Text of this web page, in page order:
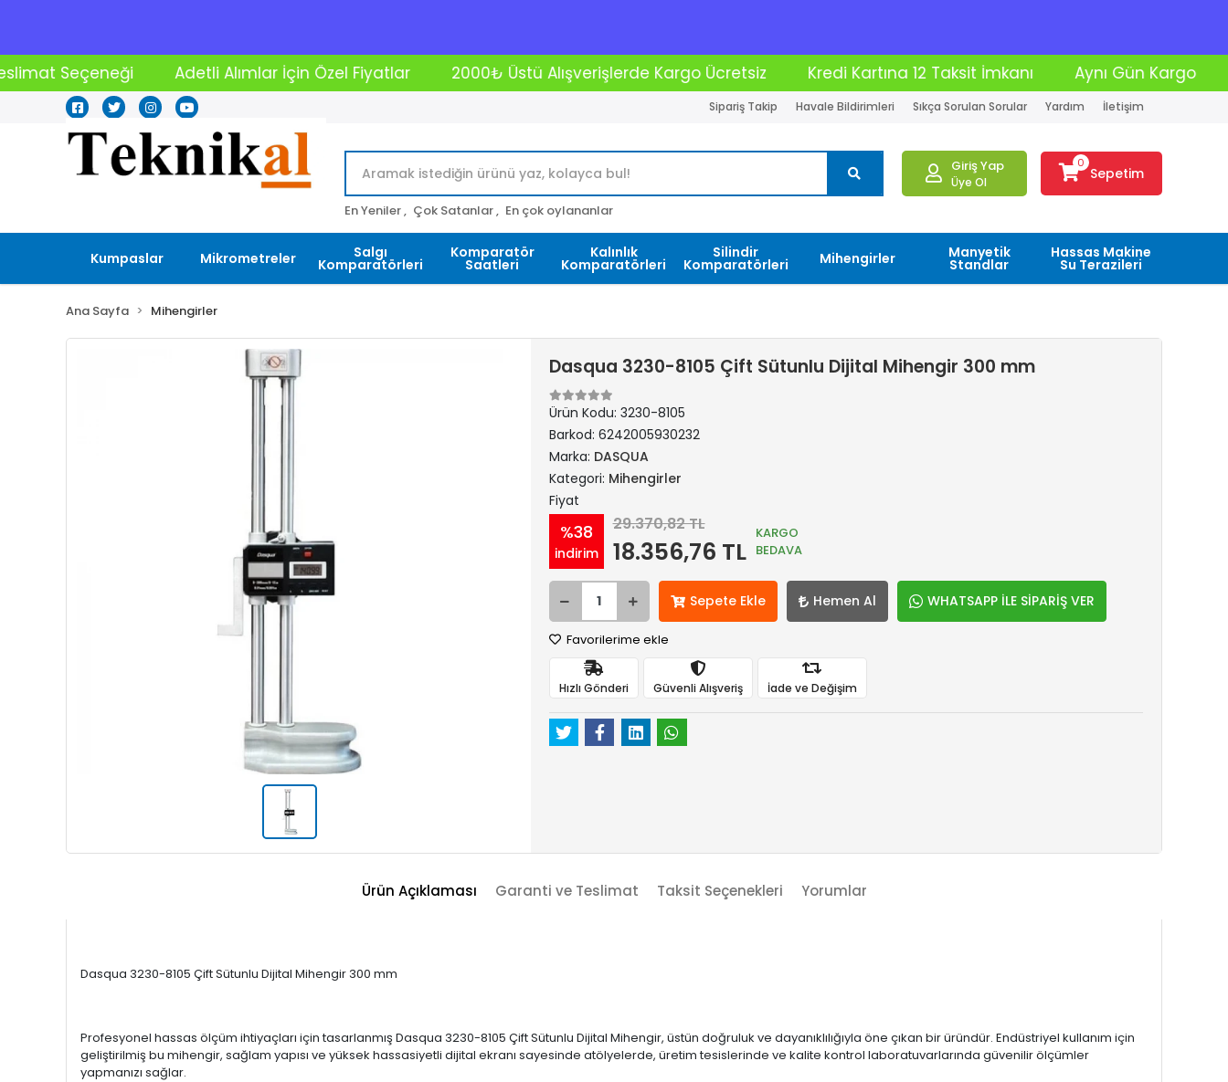
Alımlar İçin Özel Fiyatlar 2000₺ Üstü Alışverişlerde Kargo Ücretsiz Kredi Kartına 12 Taksit İmkanı Aynı Gün Kargo Moto Kurye İle
Sipariş Takip Havale Bildirimleri Sıkça Sorulan Sorular Yardım İletişim
En Yeniler , Çok Satanlar , En çok oylananlar
Giriş Yap
Üye Ol
0
Sepetim
Kumpaslar Mikrometreler Salgı
Komparatörleri
Komparatör
Saatleri
Kalınlık
Komparatörleri
Silindir
Komparatörleri Mihengirler Manyetik
Standlar
Hassas Makine
Su Terazileri
Ana Sayfa Mihengirler
Dasqua 3230-8105 Çift Sütunlu Dijital Mihengir 300 mm
Ürün Kodu: 3230-8105
Barkod: 6242005930232
Marka: DASQUA
Kategori: Mihengirler
Fiyat
%38
indirim
29.370,82 TL
18.356,76 TL
KARGO
BEDAVA
Sepete Ekle Hemen Al WHATSAPP İLE SİPARİŞ VER
Favorilerime ekle
Hızlı Gönderi Güvenli Alışveriş İade ve Değişim
Ürün Açıklaması Garanti ve Teslimat Taksit Seçenekleri Yorumlar
Dasqua 3230-8105 Çift Sütunlu Dijital Mihengir 300 mm
Profesyonel hassas ölçüm ihtiyaçları için tasarlanmış Dasqua 3230-8105 Çift Sütunlu Dijital Mihengir, üstün doğruluk ve dayanıklılığıyla öne çıkan bir üründür. Endüstriyel kullanım için
geliştirilmiş bu mihengir, sağlam yapısı ve yüksek hassasiyetli dijital ekranı sayesinde atölyelerde, üretim tesislerinde ve kalite kontrol laboratuvarlarında güvenilir ölçümler
yapmanızı sağlar.